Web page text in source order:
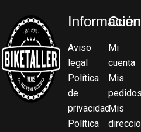
Información
Aviso
legal
Política
de
privacidad
Política
Mi
cuenta
Mis
pedidos
Mis